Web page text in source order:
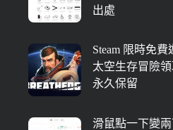
出處
Steam 限時免費
太空生存冒險
永久保留
滑鼠點一下變